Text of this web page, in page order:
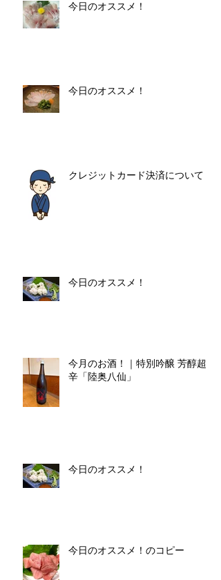
今日のオススメ！
今日のオススメ！
クレジットカード決済について
今日のオススメ！
今月のお酒！｜特別吟醸 芳醇超
辛「陸奥八仙」
今日のオススメ！
今日のオススメ！のコピー